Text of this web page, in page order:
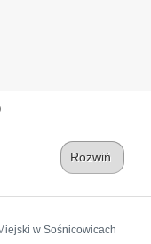
Rozwiń
w Sośnicowicach